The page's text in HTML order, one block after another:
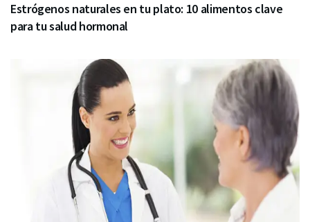
Estrógenos naturales en tu plato: 10 alimentos clave
para tu salud hormonal